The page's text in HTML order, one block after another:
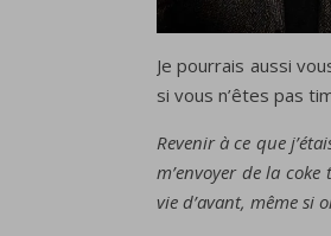
Je pourrais aussi
si vous n’êtes pas
Revenir à ce que
m’envoyer de la
vie d’avant, même si